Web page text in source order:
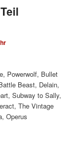
Powerwolf, Bullet
Beast, Delain,
Subway to Sally,
The Vintage
Operus